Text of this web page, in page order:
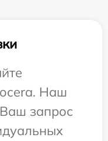
Наш
запрос